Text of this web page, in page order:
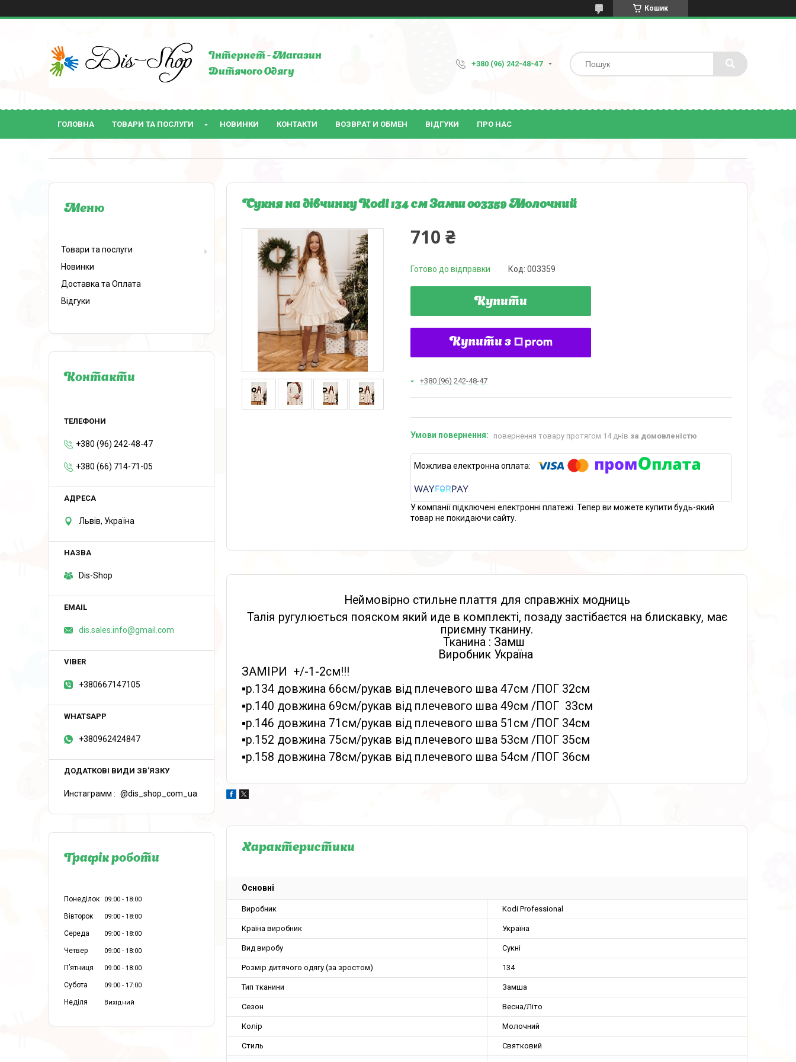
Кошик
Інтернет - Магазин
Дитячого Одягу
+380 (96) 242-48-47
ГОЛОВНА ТОВАРИ ТА ПОСЛУГИ НОВИНКИ КОНТАКТИ ВОЗВРАТ И ОБМЕН ВІДГУКИ ПРО НАС
Сукня на дівчинку Kodi 134 см Замш 003359 Молочний
710 ₴
Готово до відправки Код: 003359
Купити
Купити з
+380 (96) 242-48-47
повернення товару протягом 14 днів за домовленістю
У компанії підключені електронні платежі. Тепер ви можете купити будь-який
товар не покидаючи сайту.
Неймовірно стильне плаття для справжніх модниць
Талія ругулюється пояском який иде в комплекті, позаду застібаєтся на блискавку, має
приємну тканину.
Тканина : Замш
Виробник Україна
ЗАМІРИ +/-1-2см!!!
▪️р.134 довжина 66см/рукав від плечевого шва 47см /ПОГ 32см
▪️р.140 довжина 69см/рукав від плечевого шва 49см /ПОГ 33см
▪️р.146 довжина 71см/рукав від плечевого шва 51см /ПОГ 34см
▪️р.152 довжина 75см/рукав від плечевого шва 53см /ПОГ 35см
▪️р.158 довжина 78см/рукав від плечевого шва 54см /ПОГ 36см
Характеристики
Основні
Виробник Kodi Professional
Країна виробник Україна
Вид виробу Сукні
Розмір дитячого одягу (за зростом) 134
Тип тканини Замша
Сезон Весна/Літо
Колір Молочний
Стиль Святковий
Товари та послуги
Новинки
Доставка та Оплата
Відгуки
Контакти
+380 (96) 242-48-47
+380 (66) 714-71-05
Львів, Україна
Dis-Shop
dis.sales.info@gmail.com
+380667147105
+380962424847
Инстаграмм @dis_shop_com_ua
Графік роботи
Понеділок 09:00 18:00
Вівторок 09:00 18:00
Середа 09:00 18:00
Четвер 09:00 18:00
Пʼятниця 09:00 18:00
Субота 09:00 17:00
Неділя Вихідний